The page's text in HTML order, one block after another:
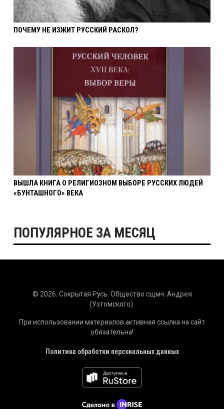
ПОЧЕМУ НЕ ИЗЖИТ РУССКИЙ РАСКОЛ?
ВЫШЛА КНИГА О РЕЛИГИОЗНОМ ВЫБОРЕ РУССКИХ ЛЮДЕЙ
«БУНТАШНОГО» ВЕКА
ПОПУЛЯРНОЕ ЗА МЕСЯЦ
© 2026. Сокрытая Русь. Общество сщмч. Андрея
(Ухтомского).
При использовании материалов активная ссылка на сайт
обязательна!
Политика обработки персональных данных